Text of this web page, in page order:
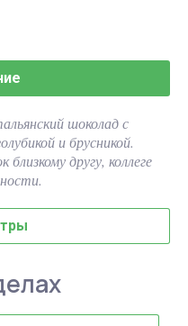
шоколад с
и брусникой.
другу, коллеге